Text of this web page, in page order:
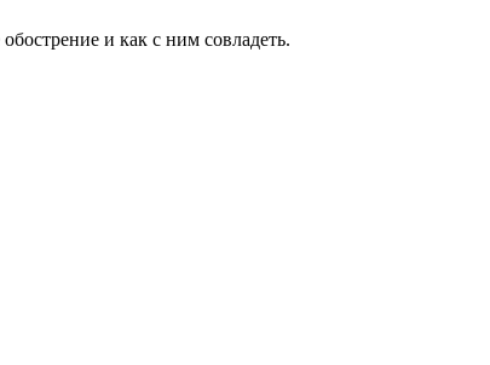
и как с ним совладеть.